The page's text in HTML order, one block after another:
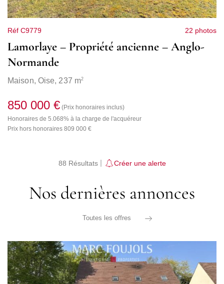
Réf C9779 22 photos
Lamorlaye – Propriété ancienne – Anglo-
Normande
Maison, Oise, 237 m2
850 000 € (Prix honoraires inclus)
Honoraires de 5.068% à la charge de l'acquéreur
Prix hors honoraires 809 000 €
88 Résultats Créer une alerte
Nos dernières annonces
Toutes les offres